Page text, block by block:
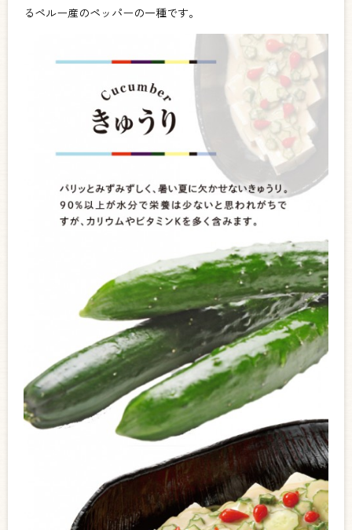
るペルー産のペッパーの一種です。